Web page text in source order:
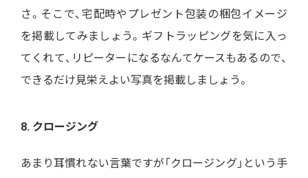
さ。そこで、宅配時やプレゼント包装の梱包イメージ
を掲載してみましょう。ギフトラッピングを気に入っ
てくれて、リピーターになるなんてケースもあるので、
できるだけ見栄えよい写真を掲載しましょう。
8. クロージング
あまり耳慣れない言葉ですが「クロージング」という手